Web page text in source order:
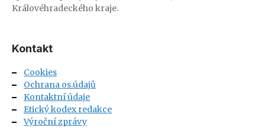
Královéhradeckého kraje.
Kontakt
Cookies
Ochrana os.údajů
Kontaktní údaje
Etický kodex redakce
Výroční zprávy